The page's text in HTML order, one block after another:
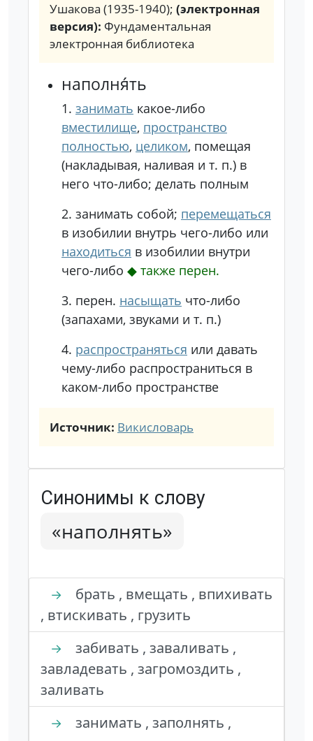
Ушакова (1935-1940); (электронная
версия): Фундаментальная
электронная библиотека
наполня́ть
1. занимать какое-либо
вместилище, пространство
полностью, целиком, помещая
(накладывая, наливая и т. п.) в
него что-либо; делать полным
2. занимать собой; перемещаться
в изобилии внутрь чего-либо или
находиться в изобилии внутри
чего-либо ◆ также перен.
3. перен. насыщать что-либо
(запахами, звуками и т. п.)
4. распространяться или давать
чему-либо распространиться в
каком-либо пространстве
Источник: Викисловарь
Синонимы к слову
«наполнять»
→
брать , вмещать , впихивать
, втискивать , грузить
→
забивать , заваливать ,
завладевать , загромоздить ,
заливать
→
занимать , заполнять ,